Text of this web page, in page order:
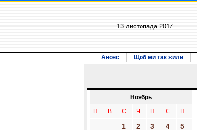
13 листопада 2017
Анонс Щоб ми так жили
Ноябрь
П В С Ч П С Н
1 2 3 4
5